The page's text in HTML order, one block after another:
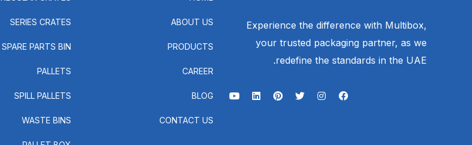
Experience the difference with Multibox,
your trusted packaging partner, as we
redefine the standards in the UAE.
ABOUT US
PRODUCTS
CAREER
BLOG
CONTACT US
SERIES CRATES
SPARE PARTS BIN
PALLETS
SPILL PALLETS
WASTE BINS